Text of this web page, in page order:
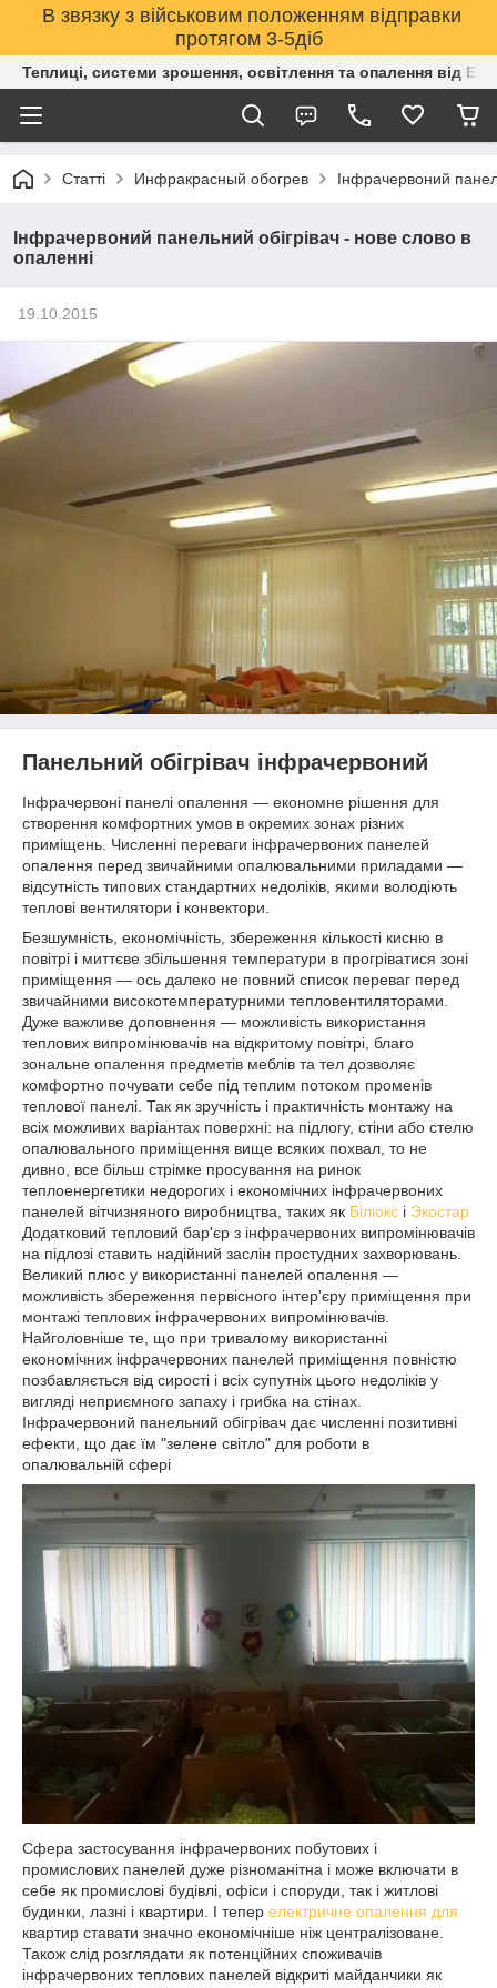
В звязку з військовим положенням відправки
протягом 3-5діб
Теплиці, системи зрошення, освітлення та опалення від
Статті Инфракрасный обогрев Інфрачервоний
Інфрачервоний панельний обігрівач - нове слово в
опаленні
19.10.2015
Панельний обігрівач інфрачервоний
Інфрачервоні панелі опалення — економне рішення для
створення комфортних умов в окремих зонах різних
приміщень. Численні переваги інфрачервоних панелей
опалення перед звичайними опалювальними приладами —
відсутність типових стандартних недоліків, якими володіють
теплові вентилятори і конвектори.
Безшумність, економічність, збереження кількості кисню в
повітрі і миттєве збільшення температури в прогріватися зоні
приміщення — ось далеко не повний список переваг перед
звичайними високотемпературними тепловентиляторами.
Дуже важливе доповнення — можливість використання
теплових випромінювачів на відкритому повітрі, благо
зональне опалення предметів меблів та тел дозволяє
комфортно почувати себе під теплим потоком променів
теплової панелі. Так як зручність і практичність монтажу на
всіх можливих варіантах поверхні: на підлогу, стіни або стелю
опалювального приміщення вище всяких похвал, то не
дивно, все більш стрімке просування на ринок
теплоенергетики недорогих і економічних інфрачервоних
панелей вітчизняного виробництва, таких як Білюкс і Экостар
Додатковий тепловий бар'єр з інфрачервоних випромінювачів
на підлозі ставить надійний заслін простудних захворювань.
Великий плюс у використанні панелей опалення —
можливість збереження первісного інтер'єру приміщення при
монтажі теплових інфрачервоних випромінювачів.
Найголовніше те, що при тривалому використанні
економічних інфрачервоних панелей приміщення повністю
позбавляється від сирості і всіх супутніх цього недоліків у
вигляді неприємного запаху і грибка на стінах.
Інфрачервоний панельний обігрівач дає численні позитивні
ефекти, що дає їм "зелене світло" для роботи в
опалювальній сфері
Сфера застосування інфрачервоних побутових і
промислових панелей дуже різноманітна і може включати в
себе як промислові будівлі, офіси і споруди, так і житлові
будинки, лазні і квартири. І тепер електричне опалення для
квартир ставати значно економічніше ніж централізоване.
Також слід розглядати як потенційних споживачів
інфрачервоних теплових панелей відкриті майданчики як